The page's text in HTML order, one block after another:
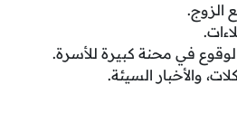
الزوج.
في محنة كبيرة للأسرة.
والأخبار السيئة.